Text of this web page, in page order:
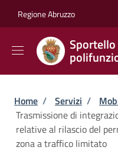
Regione Abruzzo
Briciole di
Home / Servizi /
Trasmissione di
relative al rilascio del
zona a traffico limitato